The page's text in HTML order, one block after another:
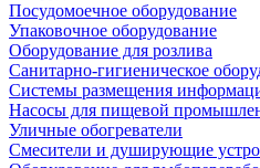
Посудомоечное оборудование
Упаковочное оборудование
Оборудование для розлива
Санитарно-гигиеническое
Системы размещения
Насосы для пищевой
Уличные обогреватели
Смесители и душирующие